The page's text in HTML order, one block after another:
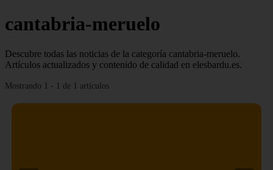
cantabria-meruelo
Descubre todas las noticias de la categoría cantabria-meruelo.
Artículos actualizados y contenido de calidad en elesbardu.es.
Mostrando 1 - 1 de 1 artículos